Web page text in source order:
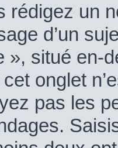
rédigez un
d’un
», situé en-
onglet
pas les